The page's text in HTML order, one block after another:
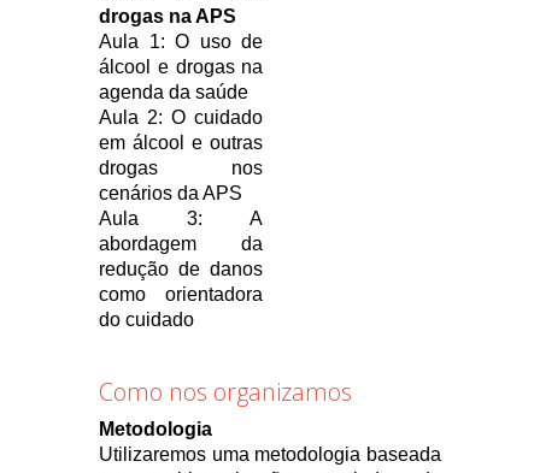
drogas na APS
Aula 1: O uso de
álcool e drogas na
agenda da saúde
Aula 2: O cuidado
em álcool e outras
drogas nos
cenários da APS
Aula 3: A
abordagem da
redução de danos
como orientadora
do cuidado
Como nos organizamos
Metodologia
Utilizaremos uma metodologia baseada